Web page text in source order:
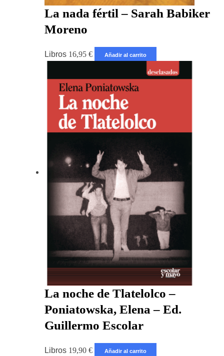
La nada fértil – Sarah Babiker
Moreno
Libros 16,95€ Añadir al carrito
La noche de Tlatelolco –
Poniatowska, Elena – Ed.
Guillermo Escolar
Libros 19,90€ Añadir al carrito